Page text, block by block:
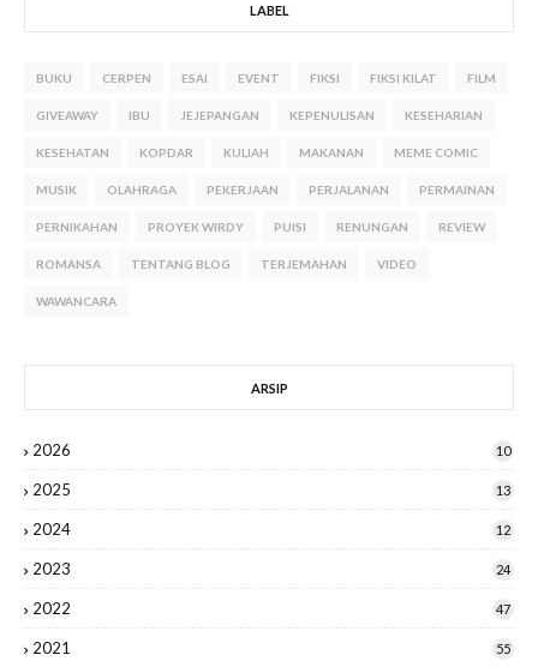
LABEL
BUKU CERPEN ESAI EVENT FIKSI FIKSI KILAT FILM
GIVEAWAY IBU JEJEPANGAN KEPENULISAN KESEHARIAN
KESEHATAN KOPDAR KULIAH MAKANAN MEME COMIC
MUSIK OLAHRAGA PEKERJAAN PERJALANAN PERMAINAN
PERNIKAHAN PROYEK WIRDY PUISI RENUNGAN REVIEW
ROMANSA TENTANG BLOG TERJEMAHAN VIDEO
WAWANCARA
ARSIP
2026 10
2025 13
2024 12
2023 24
2022 47
2021 55